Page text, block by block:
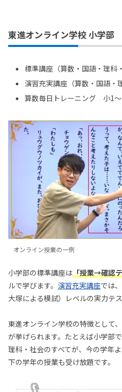
東進オンライン学校 小学部
標準講座（算数・国語・理科
演習充実講座（算数・国語・
算数毎日トレーニング 小1
オンライン授業の一例
小学部の標準講座は 「授業→確認
ルで学びます。 演習充実講座では、
大塚による模試）レベルの実力テス
東進オンライン学校の特徴として、
が挙げられます。たとえば小学部
理科・社会のすべてが、今の学年
下の学年の授業も受け放題です。